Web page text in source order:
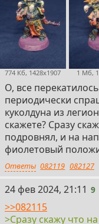
774 Кб, 1428x1907 1 Мб,
О, все
периодически
куколдуна из
скажете? Сразу
подровнял, и на
фиолетовый
Ответы 082119 082127
9
24 фев 2024, 21:11 9
>>082115
>Сразу скажу что